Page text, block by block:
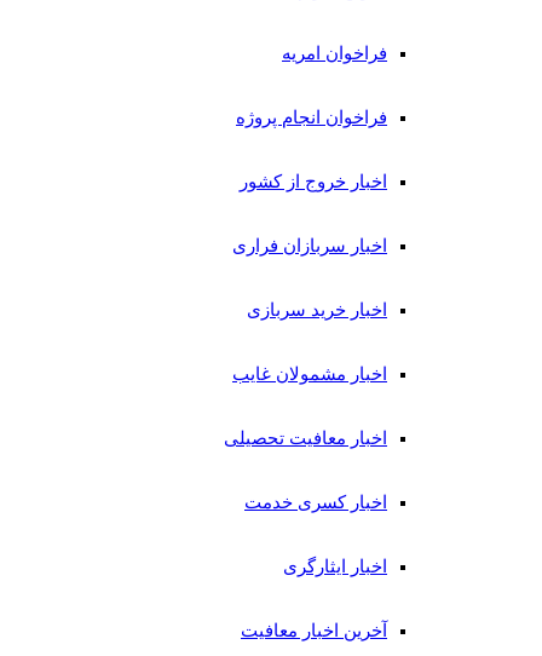
فراخوان امریه
فراخوان انجام پروژه
اخبار خروج از کشور
اخبار سربازان فراری
اخبار خرید سربازی
اخبار مشمولان غایب
اخبار معافیت تحصیلی
اخبار کسری خدمت
اخبار ایثارگری
آخرین اخبار معافیت